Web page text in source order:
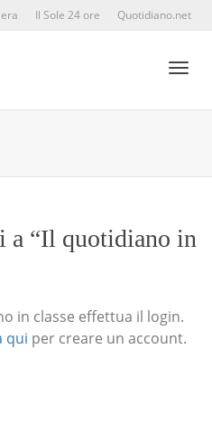
Il Sole 24 ore Quotidiano.net
a “Il quotidiano in
in classe effettua il login.
qui per creare un account.